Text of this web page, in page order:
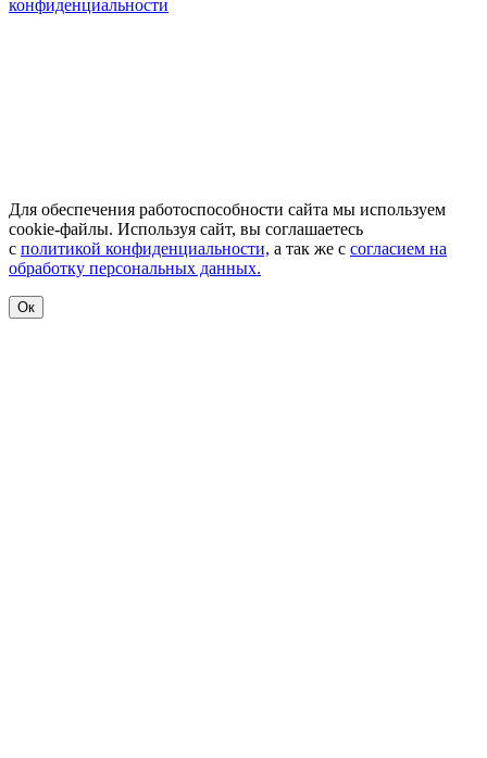
конфиденциальности
Для обеспечения работоспособности сайта мы используем
cookie-файлы. Используя сайт, вы соглашаетесь
с политикой конфиденциальности, а так же с согласием на
обработку персональных данных.
Ок